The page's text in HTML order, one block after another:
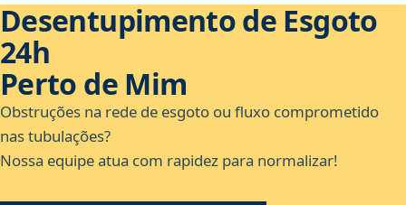
Desentupimento de Esgoto
24h
Perto de Mim
Obstruções na rede de esgoto ou fluxo comprometido
nas tubulações?
Nossa equipe atua com rapidez para normalizar!